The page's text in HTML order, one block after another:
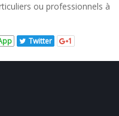
ou professionnels à
Twitter 1